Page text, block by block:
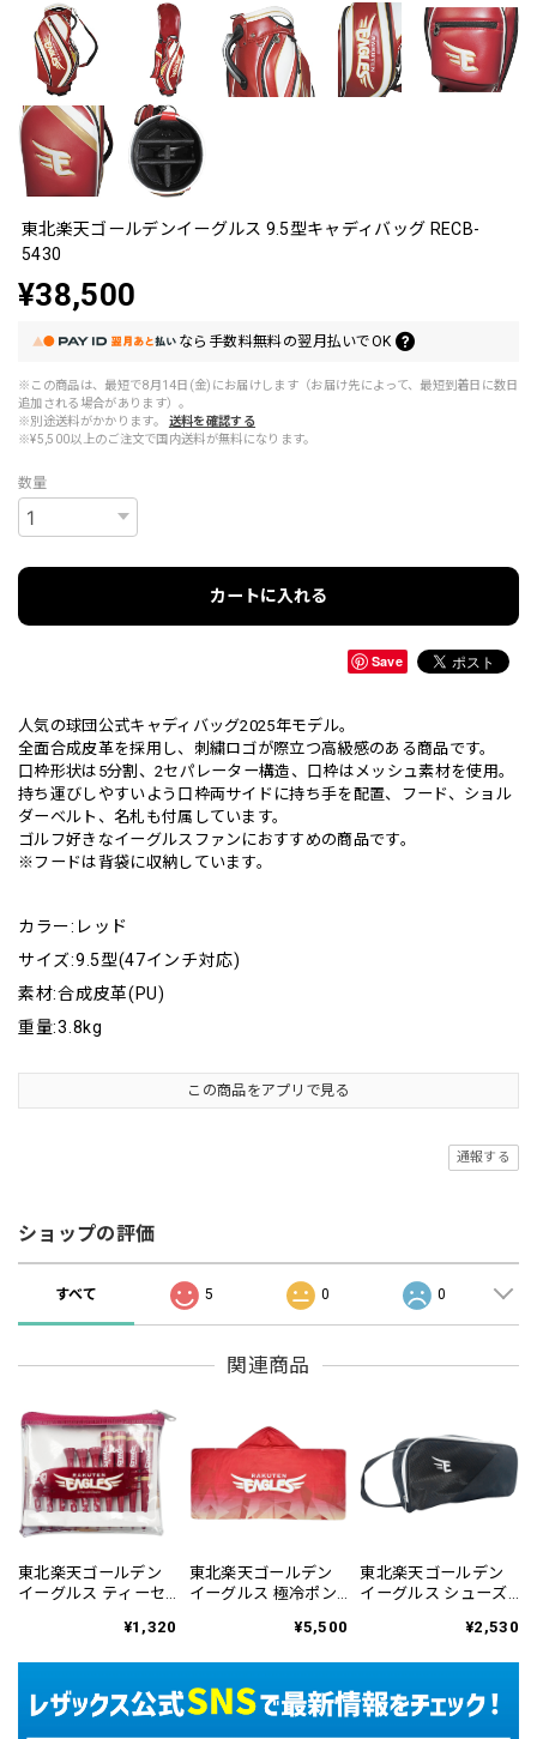
東北楽天ゴールデンイーグルス 9.5型キャディバッグ RECB-
5430
¥38,500
なら 手数料無料の翌月払いでOK
※この商品は、最短で8月14日(金)にお届けします（お届け先によって、最短到着日に数日
追加される場合があります）。
※別途送料がかかります。
送料を確認する
※¥5,500以上のご注文で国内送料が無料になります。
数量
カートに入れる
Save
人気の球団公式キャディバッグ2025年モデル。
全面合成皮革を採用し、刺繍ロゴが際立つ高級感のある商品です。
口枠形状は5分割、2セパレーター構造、口枠はメッシュ素材を使用。
持ち運びしやすいよう口枠両サイドに持ち手を配置、フード、ショル
ダーベルト、名札も付属しています。
ゴルフ好きなイーグルスファンにおすすめの商品です。
※フードは背袋に収納しています。
カラー:レッド
サイズ:9.5型(47インチ対応)
素材:合成皮革(PU)
重量:3.8kg
この商品をアプリで見る
通報する
ショップの評価
すべて 5 0 0
関連商品
東北楽天ゴールデン
イーグルス ティーセ
¥1,320
東北楽天ゴールデン
イーグルス 極冷ポン
¥5,500
東北楽天ゴールデン
イーグルス シューズ
¥2,530